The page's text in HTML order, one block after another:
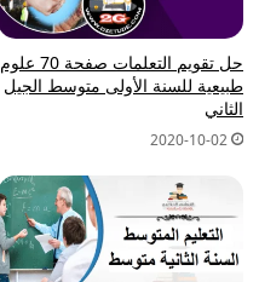
حل تقويم التعلمات صفحة 70 علوم
طبيعية للسنة الأولى متوسط الجيل
الثاني
2020-10-02